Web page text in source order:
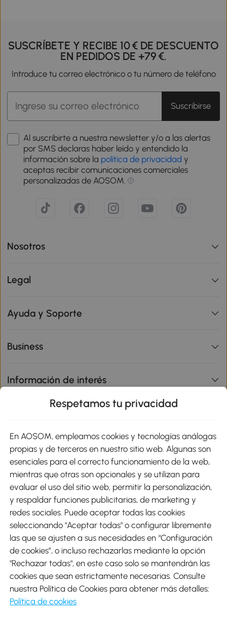
SUSCRÍBETE Y RECIBE 10 € DE DESCUENTO
EN PEDIDOS DE +79 €.
Introduce tu correo electrónico o tu número de teléfono
Suscribirse
Al suscribirte a nuestra newsletter y/o a las alertas
por SMS declaras haber leído y entendido la
información sobre la política de privacidad y
aceptas recibir comunicaciones comerciales
personalizadas de AOSOM.
Nosotros
Legal
Ayuda y Soporte
Business
Información de interés
Métodos de Pago
Envíos
Descargar Aosom App
Google Play
Respetamos tu privacidad
En AOSOM, empleamos cookies y tecnologías análogas
propias y de terceros en nuestro sitio web. Algunas son
esenciales para el correcto funcionamiento de la web,
mientras que otras son opcionales y se utilizan para
evaluar el uso del sitio web, permitir la personalización,
y respaldar funciones publicitarias, de marketing y
redes sociales. Puede aceptar todas las cookies
seleccionando "Aceptar todas" o configurar libremente
las que se ajusten a sus necesidades en “Configuración
de cookies”, o incluso rechazarlas mediante la opción
"Rechazar todas", en este caso solo se mantendrán las
cookies que sean estrictamente necesarias. Consulte
nuestra Política de Cookies para obtener más detalles:
Política de cookies